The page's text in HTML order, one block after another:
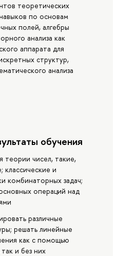
теоретических
по основам
полей, алгебры
анализа как
аппарата для
структур,
анализа
обучения
теории чисел, такие,
классические и
комбинаторных задач;
операций над
различные
решать линейные
как с помощью
и без них